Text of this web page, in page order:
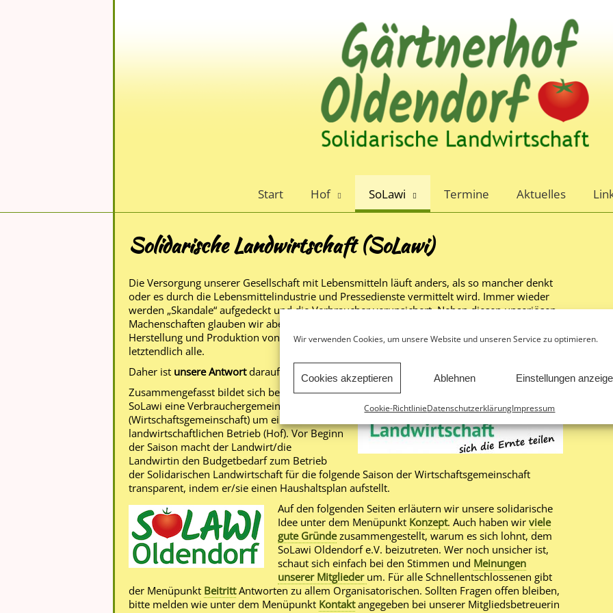
Wir verwenden Cookies, um unsere Website und unseren Service zu optimieren.
Cookies akzeptieren Ablehnen Einstellungen
Cookie-RichtlinieDatenschutzerklärungImpressum
Start Hof SoLawi Termine Aktuelles
Solidarische Landwirtschaft (SoLawi)
Die Versorgung unserer Gesellschaft mit Lebensmitteln läuft anders, als so mancher denkt
oder es durch die Lebensmittelindustrie und Pressedienste vermittelt wird. Immer wieder
werden „Skandale“ aufgedeckt und die Verbraucher verunsichert. Neben diesen unseriösen
Machenschaften glauben wir aber auch, dass die Verbraucher viel zu sehr von der
Herstellung und Produktion von Lebensmitteln entfremdet sind. Und Verbraucher sind wir
letztendlich alle.
Daher ist unsere Antwortdarauf die Solidarische Landwirtschaft
(kurz: SoLawi).
Zusammengefasst bildet sich bei einer
SoLawi eine Verbrauchergemeinschaft
(Wirtschaftsgemeinschaft) um einen
landwirtschaftlichen Betrieb (Hof). Vor Beginn
der Saison macht der Landwirt/die
Landwirtin den Budgetbedarf zum Betrieb
der Solidarischen Landwirtschaft für die folgende Saison der Wirtschaftsgemeinschaft
transparent, indem er/sie einen Haushaltsplan aufstellt.
Auf den folgenden Seiten erläutern wir unsere solidarische
Idee unter dem Menüpunkt Konzept. Auch haben wir viele
gute Gründezusammengestellt, warum es sich lohnt, dem
SoLawi Oldendorf e.V. beizutreten. Wer noch unsicher ist,
schaut sich einfach bei den Stimmen und Meinungen
unserer Mitglieder um. Für alle Schnellentschlossenen gibt
der Menüpunkt BeitrittAntworten zu allem Organisatorischen. Sollten Fragen offen bleiben,
bitte melden wie unter dem Menüpunkt Kontaktangegeben bei unserer Mitgliedsbetreuerin